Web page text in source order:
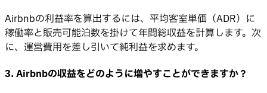
Airbnbの利益率を算出するには、平均客室単価（ADR）に
稼働率と販売可能泊数を掛けて年間総収益を計算します。次
に、運営費用を差し引いて純利益を求めます。
3. Airbnbの収益をどのように増やすことができますか？